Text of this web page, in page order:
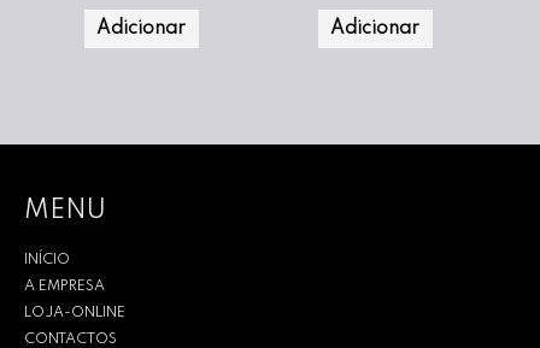
Adicionar Adicionar
MENU
INÍCIO
A EMPRESA
LOJA-ONLINE
CONTACTOS